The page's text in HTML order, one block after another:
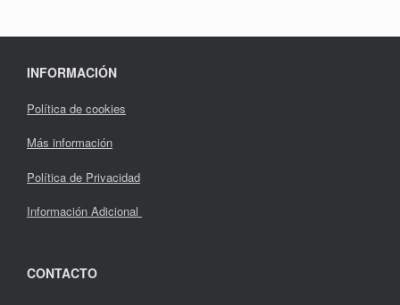
INFORMACIÓN
Política de cookies
Más información
Política de Privacidad
Información Adicional
CONTACTO